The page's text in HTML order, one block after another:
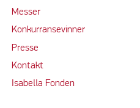
Messer
Konkurransevinner
Presse
Kontakt
Isabella Fonden